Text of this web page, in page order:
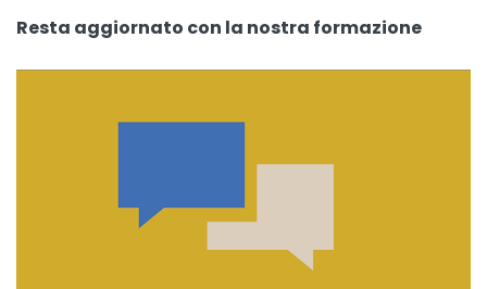
Resta aggiornato con la nostra formazione